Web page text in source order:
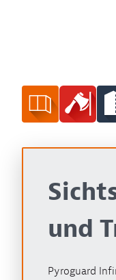
und
Pyroguard